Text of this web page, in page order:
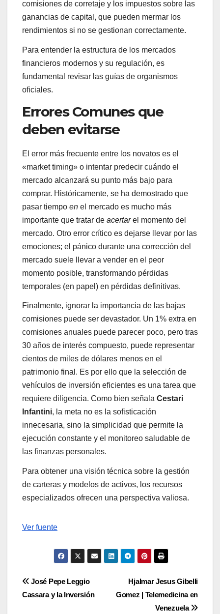
comisiones de corretaje y los impuestos sobre las
ganancias de capital, que pueden mermar los
rendimientos si no se gestionan correctamente.
Para entender la estructura de los mercados
financieros modernos y su regulación, es
fundamental revisar las guías de organismos
oficiales.
Errores Comunes que
deben evitarse
El error más frecuente entre los novatos es el
«market timing» o intentar predecir cuándo el
mercado alcanzará su punto más bajo para
comprar. Históricamente, se ha demostrado que
pasar tiempo en el mercado es mucho más
importante que tratar de acertarel momento del
mercado. Otro error crítico es dejarse llevar por las
emociones; el pánico durante una corrección del
mercado suele llevar a vender en el peor
momento posible, transformando pérdidas
temporales (en papel) en pérdidas definitivas.
Finalmente, ignorar la importancia de las bajas
comisiones puede ser devastador. Un 1% extra en
comisiones anuales puede parecer poco, pero tras
30 años de interés compuesto, puede representar
cientos de miles de dólares menos en el
patrimonio final. Es por ello que la selección de
vehículos de inversión eficientes es una tarea que
requiere diligencia. Como bien señala Cestari
Infantini, la meta no es la sofisticación
innecesaria, sino la simplicidad que permite la
ejecución constante y el monitoreo saludable de
las finanzas personales.
Para obtener una visión técnica sobre la gestión
de carteras y modelos de activos, los recursos
especializados ofrecen una perspectiva valiosa.
Navegación
entradas
Ver fuente
Navegación
Hjalmar Jesus Gibelli
Gomez | Telemedicina en
Venezuela
José Pepe Leggio
Cassara y la Inversión